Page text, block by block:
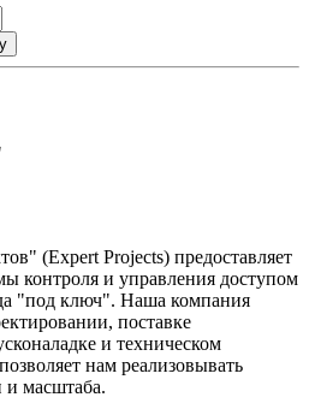
(Expert Projects) предоставляет
контроля и управления доступом
"под ключ". Наша компания
поставке
и техническом
нам реализовывать
масштаба.